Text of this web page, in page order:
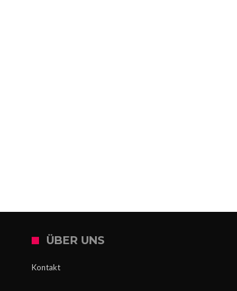
ÜBER UNS
Kontakt